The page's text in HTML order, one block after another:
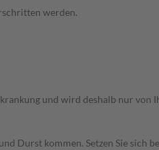
werden.
und wird deshalb nur von
Durst kommen. Setzen Sie